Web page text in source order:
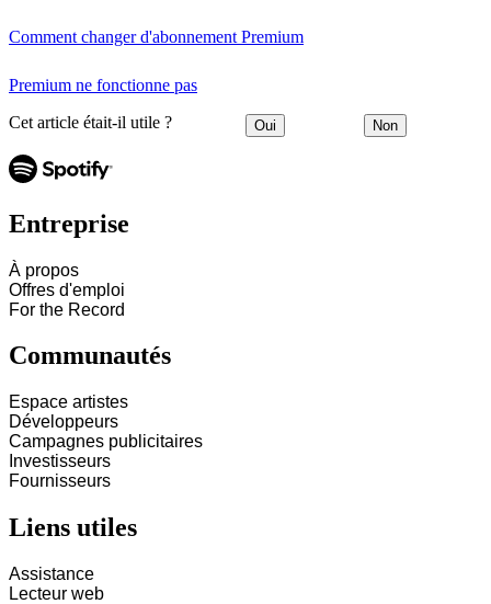
Comment changer d'abonnement Premium
Premium ne fonctionne pas
Cet article était-il utile ? Oui Non
Entreprise
À propos
Offres d'emploi
For the Record
Communautés
Espace artistes
Développeurs
Campagnes publicitaires
Investisseurs
Fournisseurs
Liens utiles
Assistance
Lecteur web